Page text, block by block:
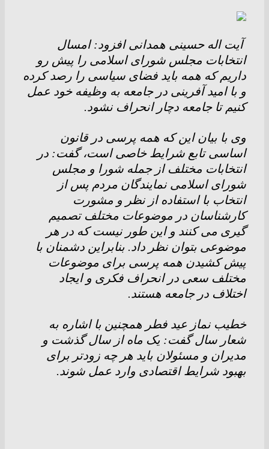
آیت اله حسینی همدانی افزود: امسال
انتخابات مجلس شورای اسلامی را پیش رو
داریم که همه باید فضای سیاسی را رصد کرده
و با امید آفرینی در جامعه به وظیفه خود عمل
کنیم تا جامعه دچار انحراف نشود.
وی با بیان این که همه پرسی در قانون
اساسی تابع شرایط خاصی است، گفت: در
انتخابات مختلف از جمله شورا و مجلس
شورای اسلامی نمایندگان مردم پس از
انتخاب با استفاده از نظر و مشورت
کارشناسان در موضوعات مختلف تصمیم
گیری می کنند و این طور نیست که در هر
موضوعی بتوان نظر داد. بنابراین دشمنان با
پیش کشیدن همه پرسی برای موضوعات
مختلف سعی در انحراف فکری و ایجاد
اختلاف در جامعه هستند.
خطیب نماز عید فطر همچنین با اشاره به
شعار سال گفت: یک ماه از سال گذشت و
مدیران و مسئولان باید هر چه زودتر برای
بهبود شرایط اقتصادی وارد عمل شوند.